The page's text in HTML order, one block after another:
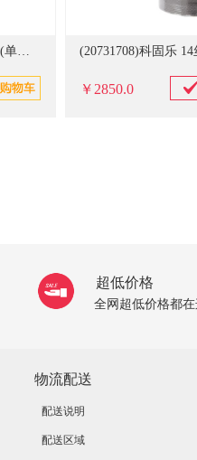
(20584461)华热 定制 40MM 石英片(单位：片)
￥2850.0
超低价格
全网超低价格都
物流配送
配送说明
配送区域